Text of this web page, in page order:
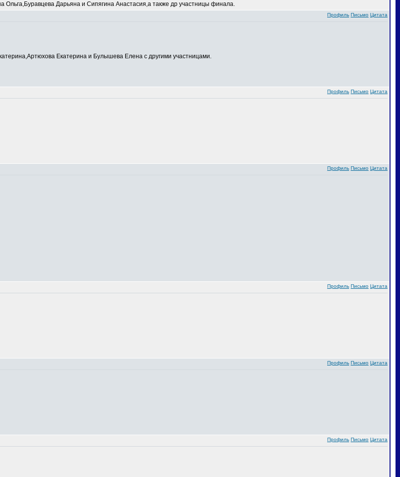
Дарьяна и Сипягина Анастасия,а также др участницы финала.
Профиль Письмо Цитата
Екатерина и Булышева Елена с другими участницами.
Профиль Письмо Цитата
Профиль Письмо Цитата
Профиль Письмо Цитата
Профиль Письмо Цитата
Профиль Письмо Цитата